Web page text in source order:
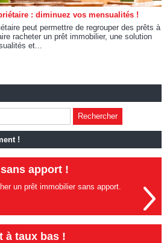
: diminuez vos mensualités !
peut permettre de regrouper des prêts à
racheter un prêt immobilier, une solution
et...
!
apport !
un prêt immobilier sans apport.
à taux bas !